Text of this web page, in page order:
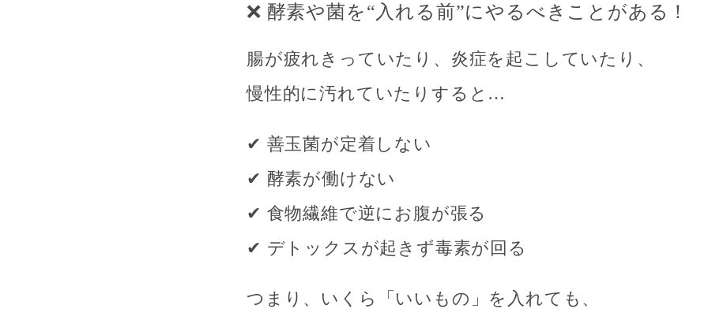
❌ 酵素や菌を“入れる前”にやるべきことがある！
腸が疲れきっていたり、炎症を起こしていたり、
慢性的に汚れていたりすると…
✔ 善玉菌が定着しない
✔ 酵素が働けない
✔ 食物繊維で逆にお腹が張る
✔ デトックスが起きず毒素が回る
つまり、いくら「いいもの」を入れても、